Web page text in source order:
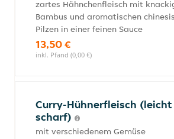
zartes Hähnchenfleisch mit
Bambus und aromatischen
Pilzen in einer feinen Sauce
13,50 €
inkl. Pfand (0,00 €)
Curry-Hühnerfleisch (leicht
scharf)
mit verschiedenem Gemüse